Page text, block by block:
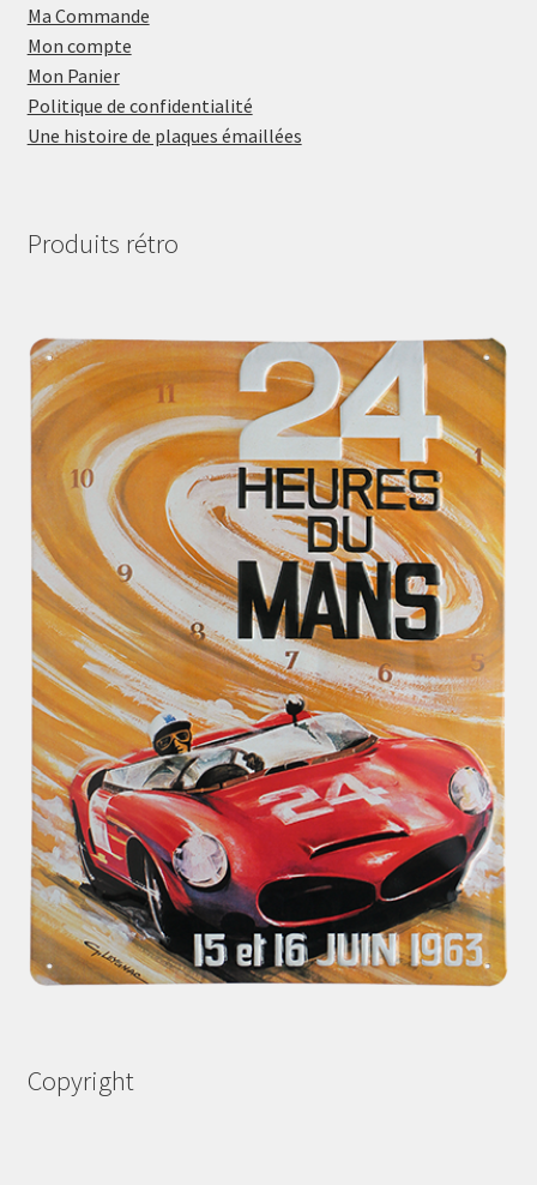
Ma Commande
Mon compte
Mon Panier
Politique de confidentialité
Une histoire de plaques émaillées
Produits rétro
Copyright